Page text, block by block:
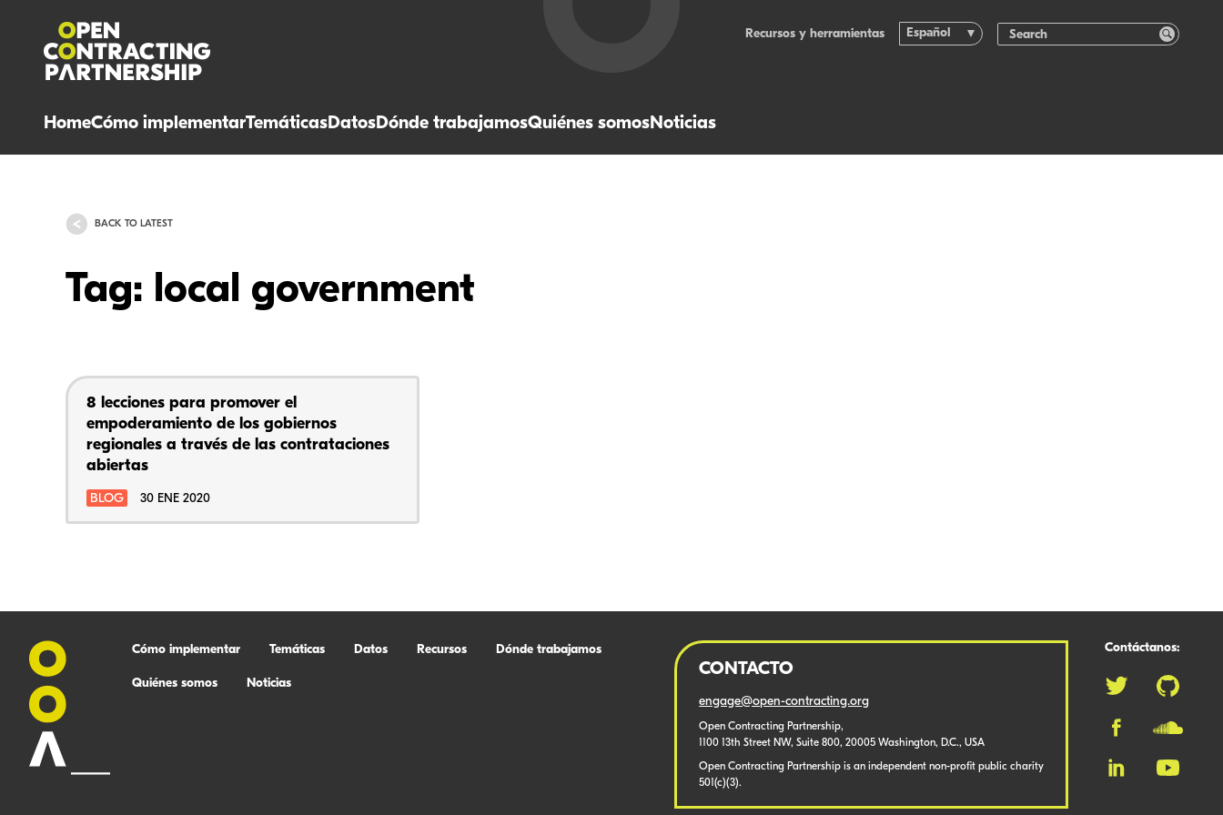
HomeCómo implementarTemáticasDatosDónde trabajamosQuiénes somosNoticias
Recursos y herramientas Español
BACK TO LATEST
Tag: local government
8 lecciones para promover el
empoderamiento de los gobiernos
regionales a través de las contrataciones
abiertas
BLOG 30 ENE 2020
Cómo implementar Temáticas Datos Recursos Dónde trabajamos
Quiénes somos Noticias
CONTACTO
engage@open-contracting.org
Open Contracting Partnership,
1100 13th Street NW, Suite 800, 20005 Washington, D.C., USA
Open Contracting Partnership is an independent non-profit public charity
501(c)(3).
Contáctanos: